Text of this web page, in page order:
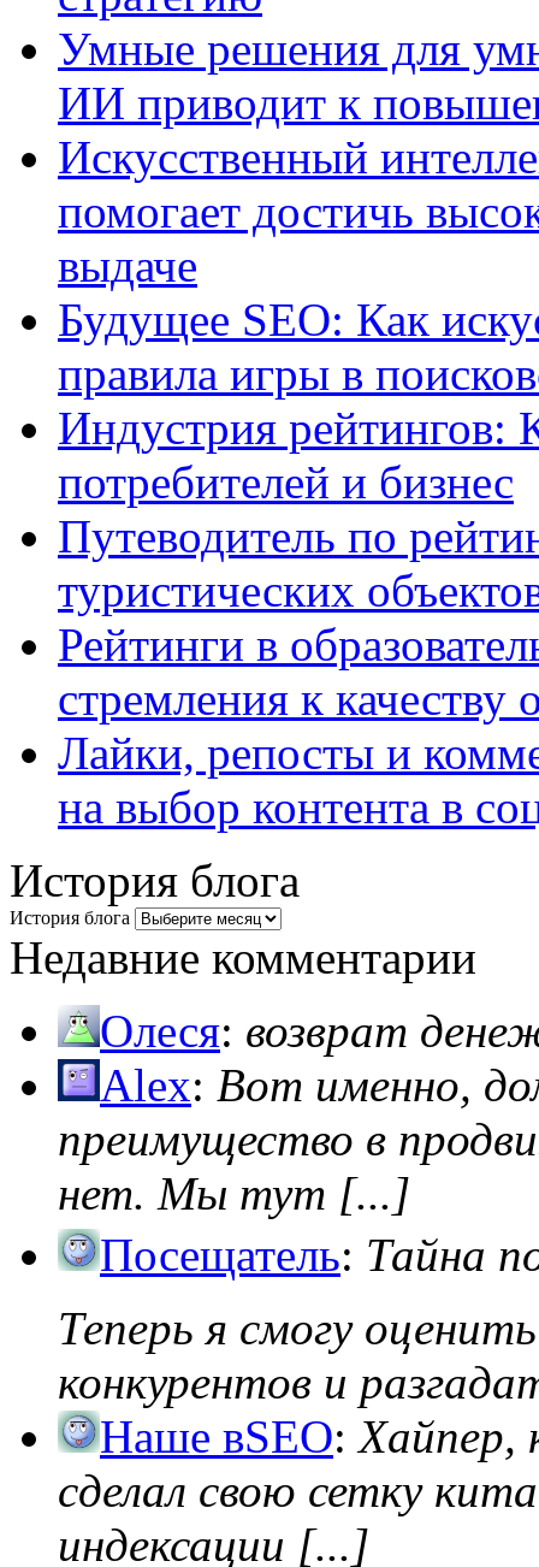
Умные решения для
ИИ приводит к
Искусственный
помогает достичь
выдаче
Будущее SEO: Как
правила игры в
Индустрия рейтингов:
потребителей и бизнес
Путеводитель по
туристических
Рейтинги в
стремления к качеству
Лайки, репосты и
на выбор контента в
История блога
История блога
Недавние комментарии
Олеся: возврат
Alex: Вот именно,
преимущество в
нет. Мы тут [...]
Посещатель: Тайна
Теперь я смогу
конкурентов и
Наше вSEO:Хайпер,
сделал свою сетку
индексации [...]